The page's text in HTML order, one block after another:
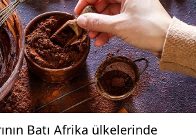
Batı Afrika ülkelerinde